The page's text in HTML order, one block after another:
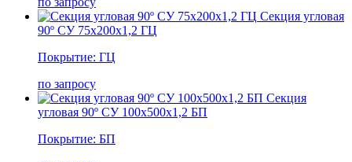
Секция угловая
90º СУ 75х200х1,2 ГЦ
Покрытие: ГЦ
по запросу
Секция
угловая 90º СУ 100х500х1,2 БП
Покрытие: БП